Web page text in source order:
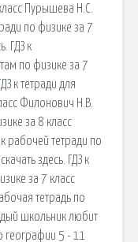
Пурышева Н.С.
по физике за 7
ГДЗ к
по физике за 7
к тетради для
Филонович Н.В.
за 8 класс
рабочей тетради по
здесь. ГДЗ к
за 7 класс
тетрадь по
школьник любит
географии 5 - 11